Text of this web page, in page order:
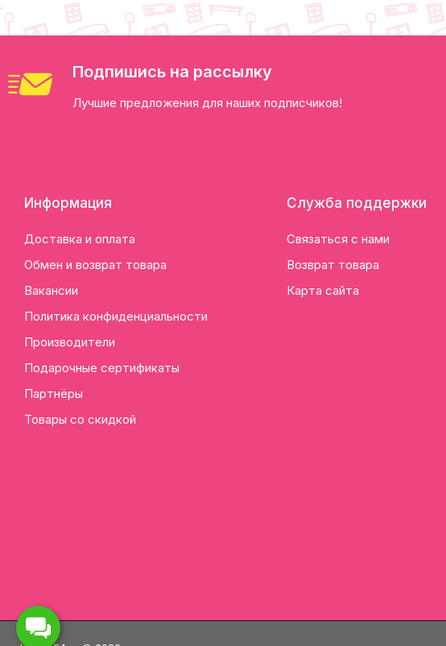
Подпишись на рассылку
Лучшие предложения для наших подписчиков!
Информация
Доставка и оплата
Обмен и возврат товара
Вакансии
Политика конфиденциальности
Производители
Подарочные сертификаты
Партнёры
Товары со скидкой
Служба поддержки
Связаться с нами
Возврат товара
Карта сайта